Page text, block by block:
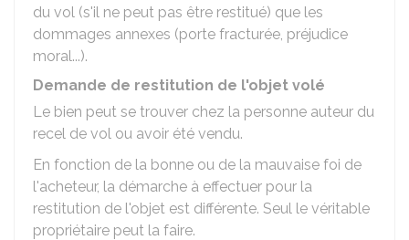
du vol (s'il ne peut pas être restitué) que les
dommages annexes (porte fracturée, préjudice
moral...).
Demande de restitution de l'objet volé
Le bien peut se trouver chez la personne auteur du
recel de vol ou avoir été vendu.
En fonction de la bonne ou de la mauvaise foi de
l'acheteur, la démarche à effectuer pour la
restitution de l'objet est différente. Seul le véritable
propriétaire peut la faire.